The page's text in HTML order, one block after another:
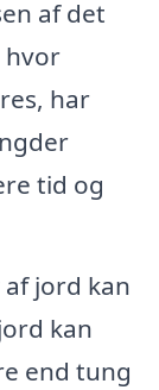
af det
hvor
har
tid og
jord kan
kan
end tung